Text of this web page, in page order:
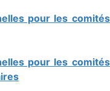
pour les
pour les